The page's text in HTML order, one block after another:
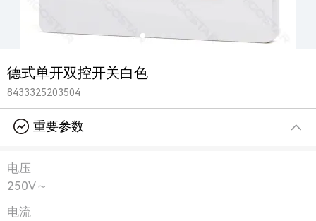
德式单开双控开关白色
8433325203504
重要参数
电压
250V～
电流